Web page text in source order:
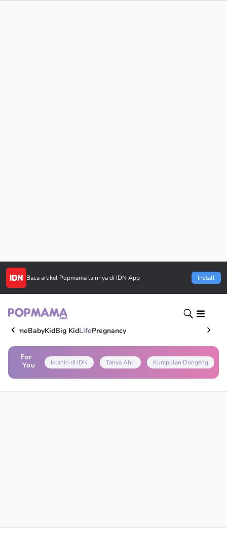
Baca artikel Popmama lainnya di IDN App Install
HomeBabyKidBig KidLifePregnancy
For
You
Iklanin di IDN Tanya Ahli Kumpulan Dongeng